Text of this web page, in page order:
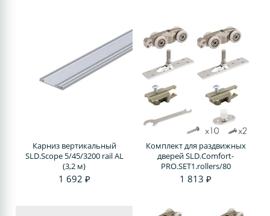
Карниз вертикальный
SLD.Scope 5/45/3200 rail AL
(3,2 м)
1 692 ₽
Комплект для раздвижных
дверей SLD.Comfort-
PRO.SET1.rollers/80
1 813 ₽